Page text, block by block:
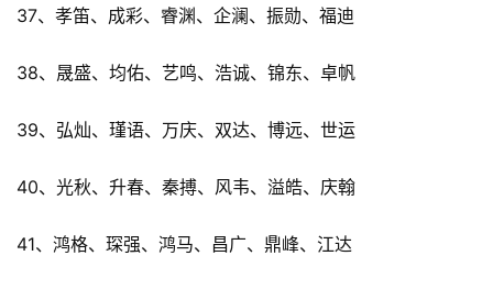
37、孝笛、成彩、睿渊、企澜、振勋、福迪
38、晟盛、均佑、艺鸣、浩诚、锦东、卓帆
39、弘灿、瑾语、万庆、双达、博远、世运
40、光秋、升春、秦搏、风韦、溢皓、庆翰
41、鸿格、琛强、鸿马、昌广、鼎峰、江达